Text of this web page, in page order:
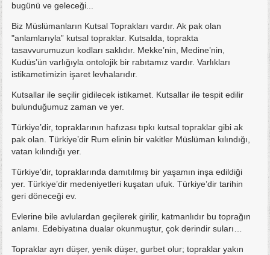
bugünü ve geleceği...
Biz Müslümanların Kutsal Toprakları vardır. Ak pak olan
"anlamlarıyla” kutsal topraklar. Kutsalda, toprakta
tasavvurumuzun kodları saklıdır. Mekke’nin, Medine’nin,
Kudüs’ün varlığıyla ontolojik bir rabıtamız vardır. Varlıkları
istikametimizin işaret levhalarıdır.
Kutsallar ile seçilir gidilecek istikamet. Kutsallar ile tespit edilir
bulunduğumuz zaman ve yer.
Türkiye’dir, topraklarının hafızası tıpkı kutsal topraklar gibi ak
pak olan. Türkiye’dir Rum elinin bir vakitler Müslüman kılındığı,
vatan kılındığı yer.
Türkiye’dir, topraklarında damıtılmış bir yaşamın inşa edildiği
yer. Türkiye’dir medeniyetleri kuşatan ufuk. Türkiye’dir tarihin
geri döneceği ev.
Evlerine bile avlulardan geçilerek girilir, katmanlıdır bu toprağın
anlamı. Edebiyatına dualar okunmuştur, çok derindir suları…
Topraklar ayrı düşer, yenik düşer, gurbet olur; topraklar yakın